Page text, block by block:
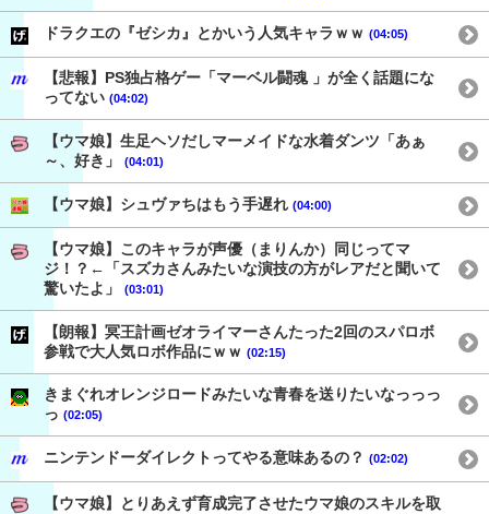
ドラクエの『ゼシカ』とかいう人気キャラｗｗ (04:05)
【悲報】PS独占格ゲー「マーベル闘魂 」が全く話題にな
ってない (04:02)
【ウマ娘】生足ヘソだしマーメイドな水着ダンツ「あぁ
～、好き」
(04:01)
【ウマ娘】シュヴァちはもう手遅れ (04:00)
【ウマ娘】このキャラが声優（まりんか）同じってマ
ジ！？←「スズカさんみたいな演技の方がレアだと聞いて
驚いたよ」
(03:01)
【朗報】冥王計画ゼオライマーさんたった2回のスパロボ
参戦で大人気ロボ作品にｗｗ (02:15)
きまぐれオレンジロードみたいな青春を送りたいなっっっ
っ (02:05)
ニンテンドーダイレクトってやる意味あるの？ (02:02)
【ウマ娘】とりあえず育成完了させたウマ娘のスキルを取